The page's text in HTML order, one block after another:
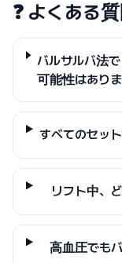
❓ よくある
バルサルバ法
可能性はあり
すべてのセッ
リフト中、
高血圧でも